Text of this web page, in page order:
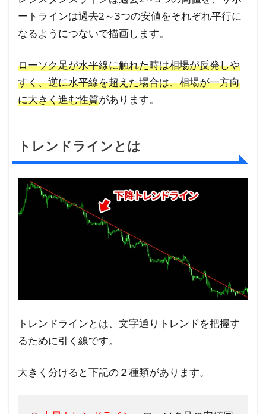
にな
るか
ら
2.2
②ス
トッ
プロ
（損
切
安に
ドの
点が
分か
ら
ートラインは過去2～3つの安値をそれぞれ平行に
なるようにつないで描画します。
ローソク足が水平線に触れた時は相場が反発しや
すく、逆に水平線を超えた場合は、相場が一方向
に大きく進む性質があります。
トレンドラインとは
トレンドラインとは、文字通りトレンドを把握す
るために引く線です。
大きく分けると下記の２種類があります。